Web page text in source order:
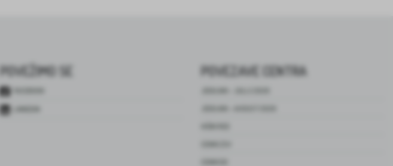
POVEŽIMO SE
FACEBOOK
POVEZAVE CENTRA